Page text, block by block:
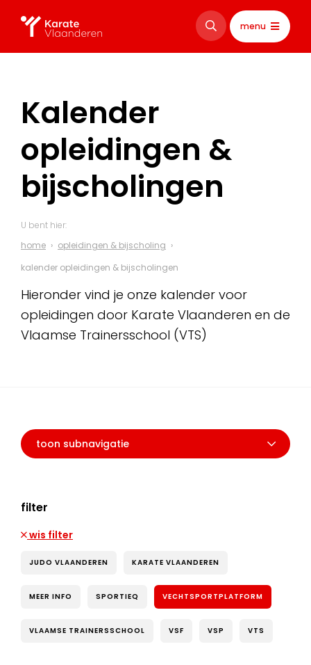
menu
Kalender
opleidingen &
bijscholingen
U bent hier:
home
opleidingen & bijscholing
kalender opleidingen & bijscholingen
Hieronder vind je onze kalender voor
opleidingen door Karate Vlaanderen en de
Vlaamse Trainersschool (VTS)
toon subnavigatie
filter
wis filter
JUDO VLAANDEREN KARATE VLAANDEREN
MEER INFO SPORTIEQ VECHTSPORTPLATFORM
VLAAMSE TRAINERSSCHOOL VSF VSP VTS